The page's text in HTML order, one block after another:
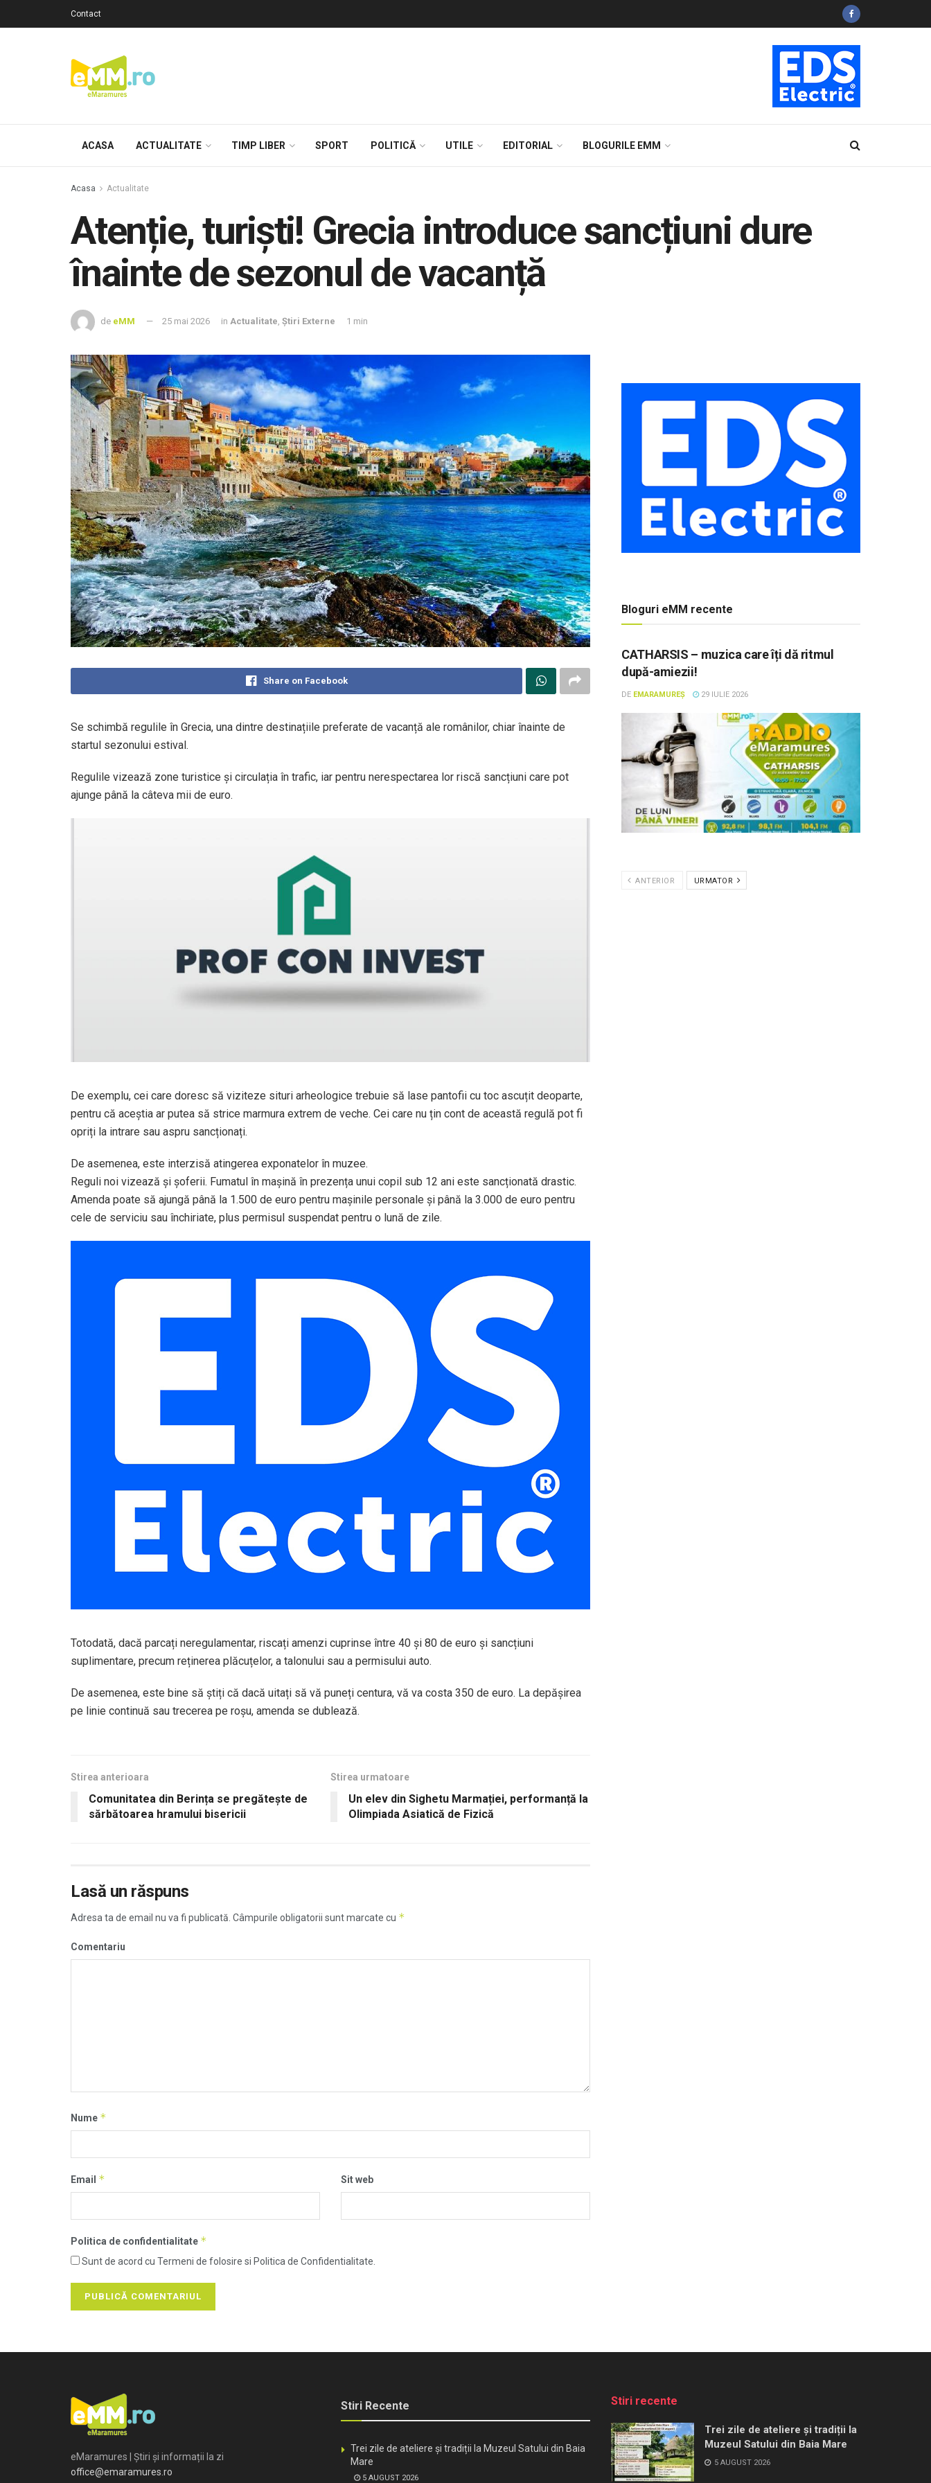
Contact
ACASA ACTUALITATE TIMP LIBER SPORT POLITICĂ UTILE EDITORIAL BLOGURILE EMM
Acasa Actualitate
Atenție, turiști! Grecia introduce sancțiuni dure
înainte de sezonul de vacanță
de eMM 25 mai 2026 in Actualitate, Știri Externe 1 min
Share on Facebook
Se schimbă regulile în Grecia, una dintre destinațiile preferate de vacanță ale românilor, chiar înainte de
startul sezonului estival.
Regulile vizează zone turistice și circulația în trafic, iar pentru nerespectarea lor riscă sancțiuni care pot
ajunge până la câteva mii de euro.
De exemplu, cei care doresc să viziteze situri arheologice trebuie să lase pantofii cu toc ascuțit deoparte,
pentru că aceștia ar putea să strice marmura extrem de veche. Cei care nu țin cont de această regulă pot fi
opriți la intrare sau aspru sancționați.
De asemenea, este interzisă atingerea exponatelor în muzee.
Reguli noi vizează și șoferii. Fumatul în mașină în prezența unui copil sub 12 ani este sancționată drastic.
Amenda poate să ajungă până la 1.500 de euro pentru mașinile personale și până la 3.000 de euro pentru
cele de serviciu sau închiriate, plus permisul suspendat pentru o lună de zile.
Totodată, dacă parcați neregulamentar, riscați amenzi cuprinse între 40 și 80 de euro și sancțiuni
suplimentare, precum reținerea plăcuțelor, a talonului sau a permisului auto.
De asemenea, este bine să știți că dacă uitați să vă puneți centura, vă va costa 350 de euro. La depășirea
pe linie continuă sau trecerea pe roșu, amenda se dublează.
Stirea anterioara
Comunitatea din Berința se pregătește de
sărbătoarea hramului bisericii
Stirea urmatoare
Un elev din Sighetu Marmației, performanță la
Olimpiada Asiatică de Fizică
Lasă un răspuns
Adresa ta de email nu va fi publicată. Câmpurile obligatorii sunt marcate cu *
Comentariu
Nume *
Email * Sit web
Politica de confidentialitate *
Sunt de acord cu Termeni de folosire si Politica de Confidentialitate.
Bloguri eMM recente
CATHARSIS – muzica care îți dă ritmul
după-amiezii!
DE EMARAMUREȘ 29 IULIE 2026
ANTERIOR URMATOR
eMaramures | Știri și informații la zi
office@emaramures.ro
Stiri Recente
Trei zile de ateliere și tradiții la Muzeul Satului din Baia
Mare
5 AUGUST 2026
Stiri recente
Trei zile de ateliere și tradiții la
Muzeul Satului din Baia Mare
5 AUGUST 2026